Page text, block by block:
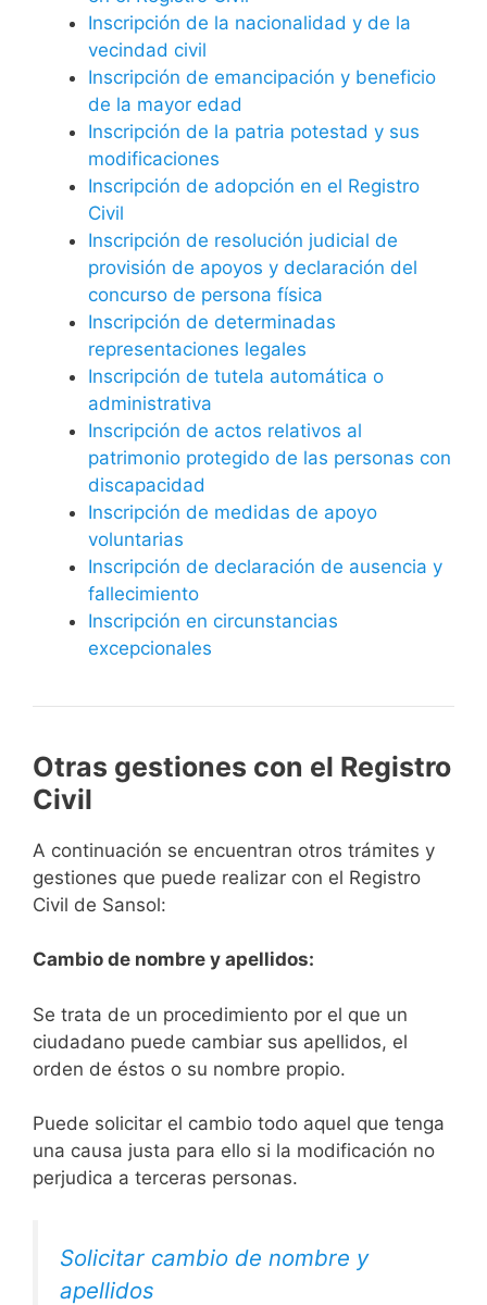
Inscripción de la nacionalidad y de la
vecindad civil
Inscripción de emancipación y beneficio
de la mayor edad
Inscripción de la patria potestad y sus
modificaciones
Inscripción de adopción en el Registro
Civil
Inscripción de resolución judicial de
provisión de apoyos y declaración del
concurso de persona física
Inscripción de determinadas
representaciones legales
Inscripción de tutela automática o
administrativa
Inscripción de actos relativos al
patrimonio protegido de las personas con
discapacidad
Inscripción de medidas de apoyo
voluntarias
Inscripción de declaración de ausencia y
fallecimiento
Inscripción en circunstancias
excepcionales
Otras gestiones con el Registro
Civil
A continuación se encuentran otros trámites y
gestiones que puede realizar con el Registro
Civil de Sansol:
Cambio de nombre y apellidos:
Se trata de un procedimiento por el que un
ciudadano puede cambiar sus apellidos, el
orden de éstos o su nombre propio.
Puede solicitar el cambio todo aquel que tenga
una causa justa para ello si la modificación no
perjudica a terceras personas.
Solicitar cambio de nombre y
apellidos